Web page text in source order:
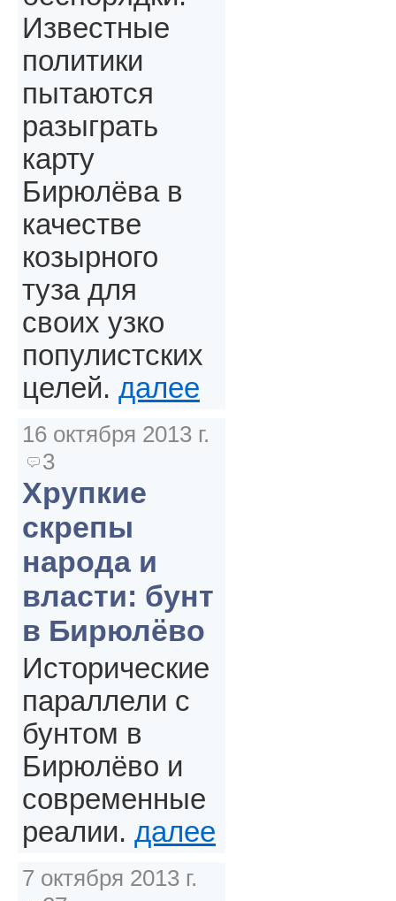
Известные
политики
пытаются
разыграть
карту
Бирюлёва в
качестве
козырного
туза для
своих узко
популистских
целей. далее
16 октября 2013 г.
3
Хрупкие
скрепы
народа и
власти: бунт
в Бирюлёво
Исторические
параллели с
бунтом в
Бирюлёво и
современные
реалии. далее
7 октября 2013 г.